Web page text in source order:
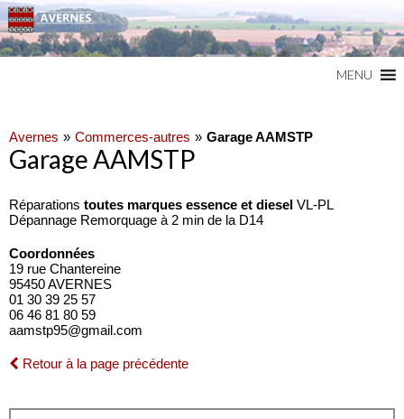
MENU
Avernes Commerces-autres Garage AAMSTP
Garage AAMSTP
Réparations toutes marques essence et diesel VL-PL
Dépannage Remorquage à 2 min de la D14
Coordonnées
19 rue Chantereine
95450 AVERNES
01 30 39 25 57
06 46 81 80 59
aamstp95@gmail.com
Retour à la page précédente